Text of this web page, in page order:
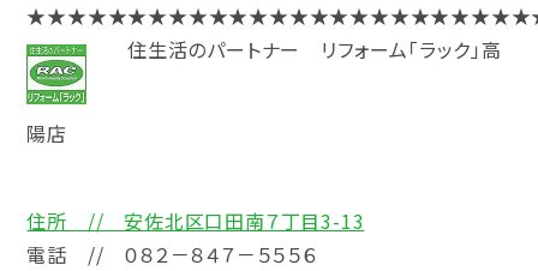
住生活のパートナー リフォーム「ラック」高
陽店
住所 // 安佐北区口田南７丁目3-13
電話 // ０８２－８４７－５５５６